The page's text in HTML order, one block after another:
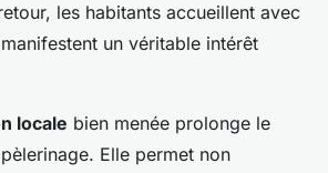
les habitants accueillent avec
un véritable intérêt
locale bien menée prolonge le
Elle permet non